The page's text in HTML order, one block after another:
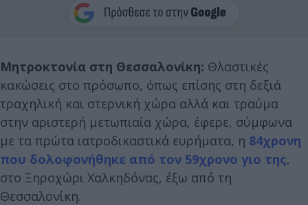
Μητροκτονία στη Θεσσαλονίκη: Θλαστικές
κακώσεις στο πρόσωπο, όπως επίσης στη δεξιά
τραχηλική και στερνική χώρα αλλά και τραύμα
στην αριστερή μετωπιαία χώρα, έφερε, σύμφωνα
με τα πρώτα ιατροδικαστικά ευρήματα, η 84χρονη
που δολοφονήθηκε από τον 59χρονο γιο της,
στο Ξηροχώρι Χαλκηδόνας, έξω από τη
Θεσσαλονίκη.